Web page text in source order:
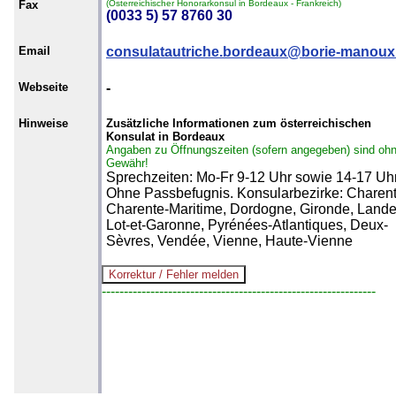
Fax (Österreichischer Honorarkonsul in Bordeaux - Frankreich)
(0033 5) 57 8760 30
Email consulatautriche.bordeaux@borie-
Webseite -
Hinweise
Zusätzliche Informationen zum österreichischen
Konsulat in Bordeaux
Angaben zu Öffnungszeiten (sofern angegeben) sind
Gewähr!
Sprechzeiten: Mo-Fr 9-12 Uhr sowie 14-17
Ohne Passbefugnis. Konsularbezirke:
Charente-Maritime, Dordogne, Gironde,
Lot-et-Garonne, Pyrénées-Atlantiques, Deux-
Sèvres, Vendée, Vienne, Haute-Vienne
--------------------------------------------------------------